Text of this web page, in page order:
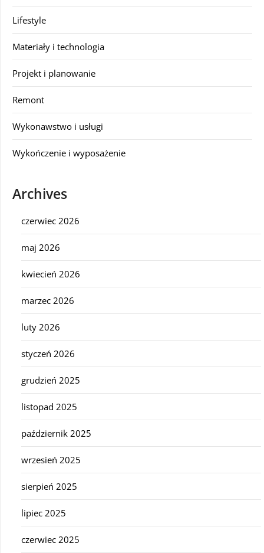
Lifestyle
Materiały i technologia
Projekt i planowanie
Remont
Wykonawstwo i usługi
Wykończenie i wyposażenie
Archives
czerwiec 2026
maj 2026
kwiecień 2026
marzec 2026
luty 2026
styczeń 2026
grudzień 2025
listopad 2025
październik 2025
wrzesień 2025
sierpień 2025
lipiec 2025
czerwiec 2025